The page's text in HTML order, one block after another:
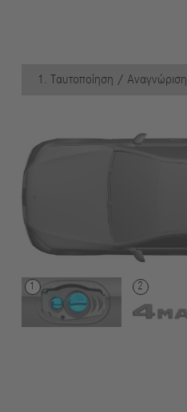
1. Ταυτοποίηση / Αναγνώριση